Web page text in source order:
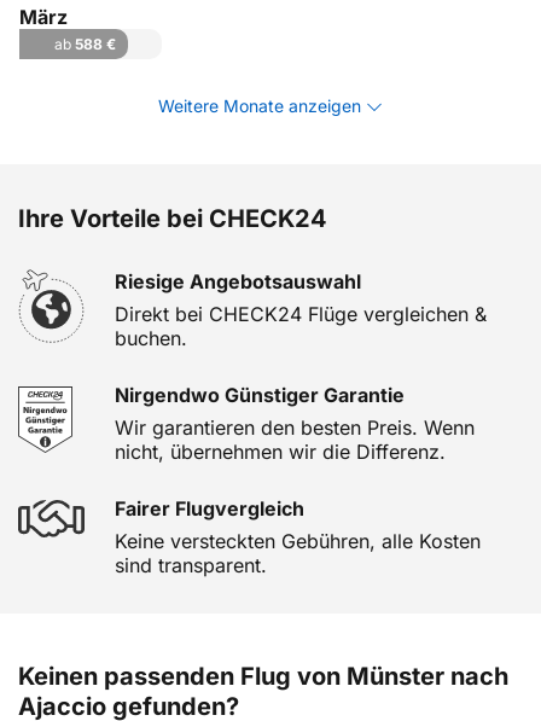
März
ab 588 €
Weitere Monate anzeigen
Ihre Vorteile bei CHECK24
Riesige Angebotsauswahl
Direkt bei CHECK24 Flüge vergleichen &
buchen.
Nirgendwo Günstiger Garantie
Wir garantieren den besten Preis. Wenn
nicht, übernehmen wir die Differenz.
Fairer Flugvergleich
Keine versteckten Gebühren, alle Kosten
sind transparent.
Keinen passenden Flug von Münster nach
Ajaccio gefunden?